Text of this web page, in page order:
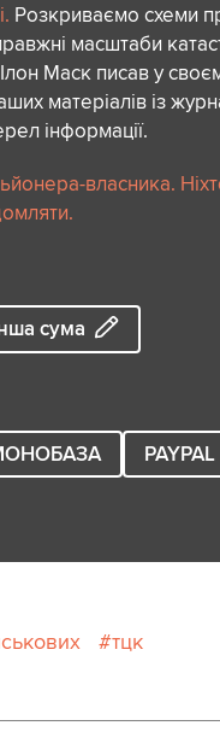
Розкриваємо схеми
масштаби
Маск писав у
матеріалів із
інформації.
власника.
сума
PAYPAL
тцк